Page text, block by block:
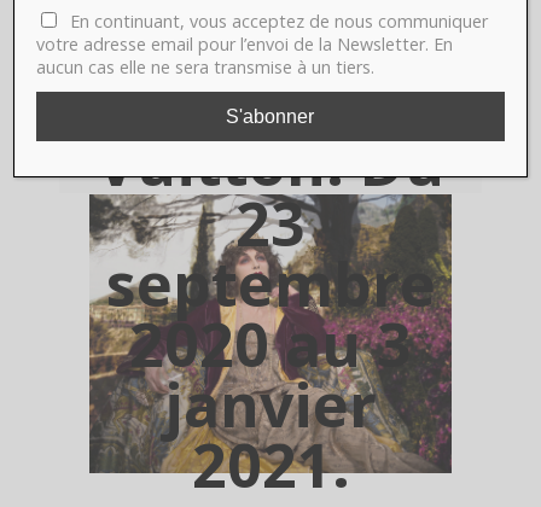
Fondation
Louis
Vuitton. Du
23
septembre
2020 au 3
janvier
2021.
En continuant, vous acceptez de nous communiquer
votre adresse email pour l’envoi de la Newsletter. En
aucun cas elle ne sera transmise à un tiers.